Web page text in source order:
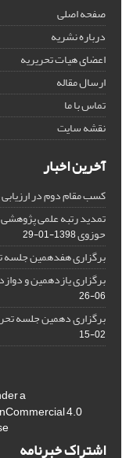
صفحه اصلی
درباره نشریه
اعضای هیات تحریریه
ارسال مقاله
تماس با ما
نقشه سایت
آخرین اخبار
کسب مقام دوم در
تمدید رتبه علمی
حوزوی1398-01-29
برگزاری هفدهمین جلسه
برگزاری یازدهمین و
06-26
برگزاری دهمین جلسه
02-15
a
4.0
اشتراک خبرنامه